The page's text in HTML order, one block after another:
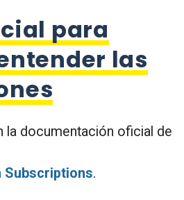
para
las
la documentación oficial de
Subscriptions.